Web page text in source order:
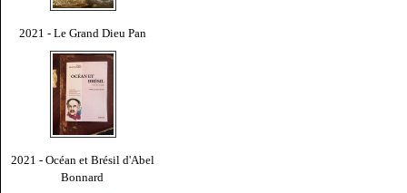
2021 - Le Grand Dieu Pan
2021 - Océan et Brésil d'Abel
Bonnard